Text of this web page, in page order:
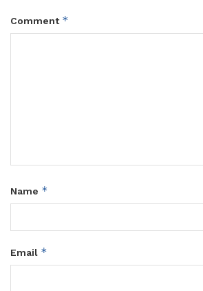
Comment *
Name *
Email *